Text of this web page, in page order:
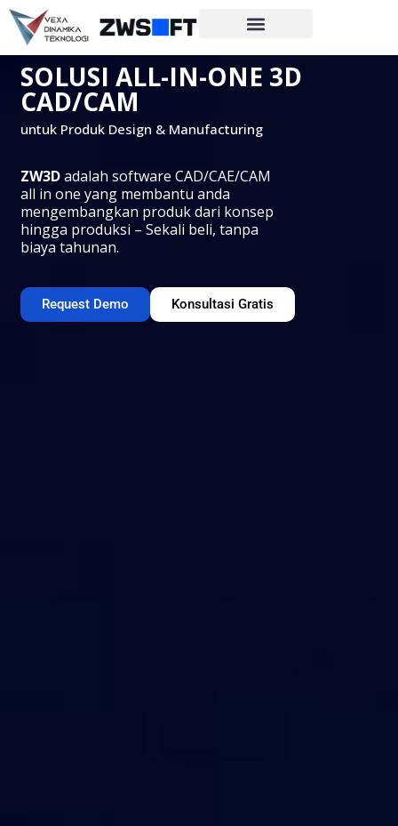
SOLUSI ALL-IN-ONE 3D
CAD/CAM
untuk Produk Design & Manufacturing
ZW3Dadalah software CAD/CAE/CAM
all in one yang membantu anda
mengembangkan produk dari konsep
hingga produksi – Sekali beli, tanpa
biaya tahunan.
Request Demo Konsultasi Gratis